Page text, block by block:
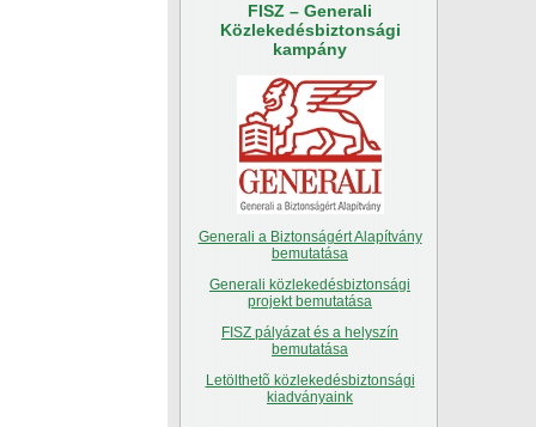
FISZ – Generali
Közlekedésbiztonsági
kampány
Generali a Biztonságért Alapítvány
bemutatása
Generali közlekedésbiztonsági
projekt bemutatása
FISZ pályázat és a helyszín
bemutatása
Letölthetõ közlekedésbiztonsági
kiadványaink